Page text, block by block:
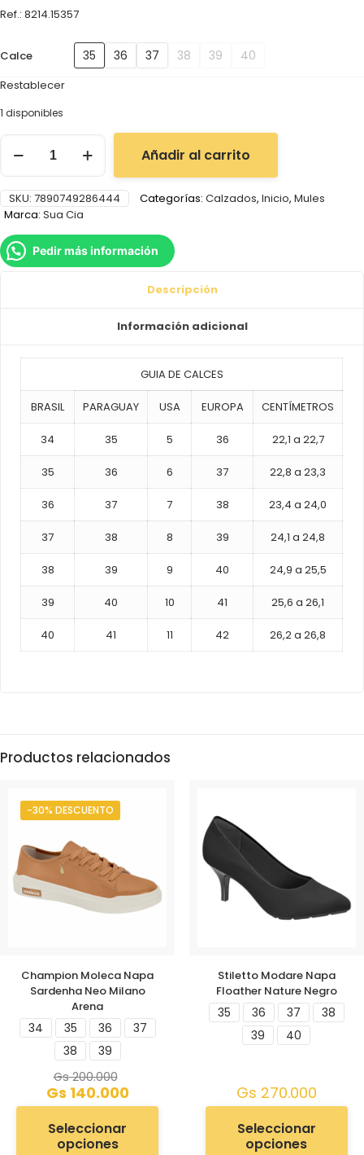
Ref.: 8214.15357
Calce 35 36 37 38 39 40
Restablecer
1 disponibles
Añadir al carrito
SKU: 7890749286444 Categorías: Calzados, Inicio, Mules
Marca: Sua Cia
Pedir más información
Descripción
Información adicional
GUIA DE CALCES
BRASIL PARAGUAY USA EUROPA CENTÍMETROS
34 35 5 36 22,1 a 22,7
35 36 6 37 22,8 a 23,3
36 37 7 38 23,4 a 24,0
37 38 8 39 24,1 a 24,8
38 39 9 40 24,9 a 25,5
39 40 10 41 25,6 a 26,1
40 41 11 42 26,2 a 26,8
Productos relacionados
-30% DESCUENTO
Champion Moleca Napa
Sardenha Neo Milano
Arena
34 35 36
37
38
39
Gs200.000
Gs 140.000
Seleccionar
opciones
Stiletto Modare Napa
Floather Nature Negro
35 36 37
38
39
40
Gs 270.000
Seleccionar
opciones